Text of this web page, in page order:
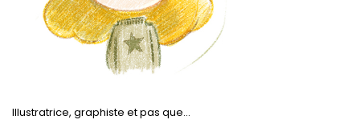
Illustratrice, graphiste et pas que…